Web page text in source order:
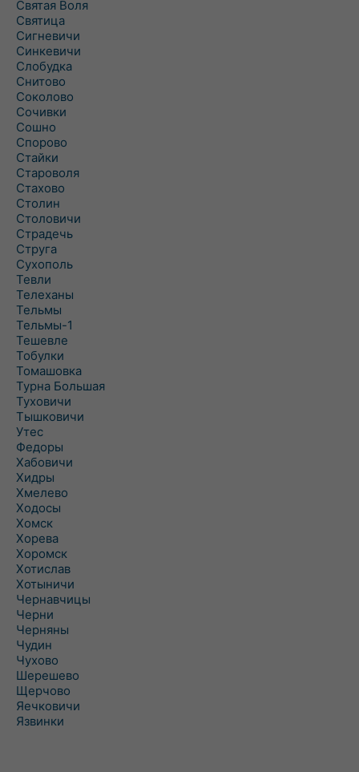
Святая Воля
Святица
Сигневичи
Синкевичи
Слобудка
Снитово
Соколово
Сочивки
Сошно
Спорово
Стайки
Староволя
Стахово
Столин
Столовичи
Страдечь
Струга
Сухополь
Тевли
Телеханы
Тельмы
Тельмы-1
Тешевле
Тобулки
Томашовка
Турна Большая
Туховичи
Тышковичи
Утес
Федоры
Хабовичи
Хидры
Хмелево
Ходосы
Хомск
Хорева
Хоромск
Хотислав
Хотыничи
Чернавчицы
Черни
Черняны
Чудин
Чухово
Шерешево
Щерчово
Яечковичи
Язвинки